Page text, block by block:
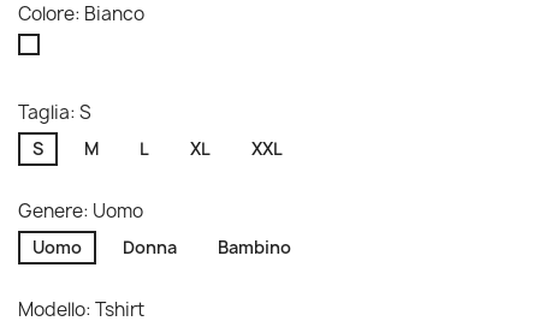
Colore: Bianco
Taglia: S
S M L XL XXL
Genere: Uomo
Uomo Donna Bambino
Modello: Tshirt